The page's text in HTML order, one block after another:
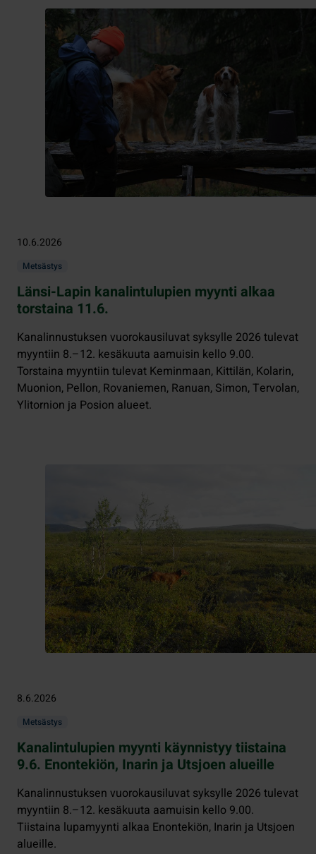
10.6.2026
Metsästys
Länsi-Lapin kanalintulupien myynti alkaa
torstaina 11.6.
Kanalinnustuksen vuorokausiluvat syksylle 2026 tulevat
myyntiin 8.–12. kesäkuuta aamuisin kello 9.00.
Torstaina myyntiin tulevat Keminmaan, Kittilän, Kolarin,
Muonion, Pellon, Rovaniemen, Ranuan, Simon, Tervolan,
Ylitornion ja Posion alueet.
8.6.2026
Metsästys
Kanalintulupien myynti käynnistyy tiistaina
9.6. Enontekiön, Inarin ja Utsjoen alueille
Kanalinnustuksen vuorokausiluvat syksylle 2026 tulevat
myyntiin 8.–12. kesäkuuta aamuisin kello 9.00.
Tiistaina lupamyynti alkaa Enontekiön, Inarin ja Utsjoen
alueille.